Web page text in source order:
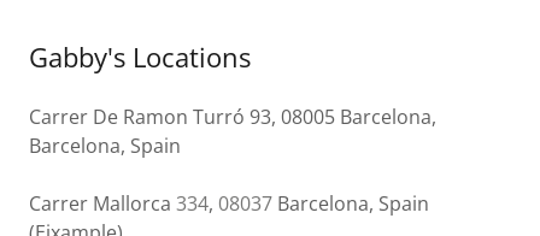
Gabby's Locations
Carrer De Ramon Turró 93, 08005 Barcelona,
Barcelona, Spain
Carrer Mallorca 334, 08037 Barcelona, Spain